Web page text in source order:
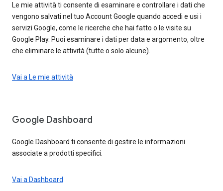
Le mie attività ti consente di esaminare e controllare i dati che
vengono salvati nel tuo Account Google quando accedi e usi i
servizi Google, come le ricerche che hai fatto o le visite su
Google Play. Puoi esaminare i dati per data e argomento, oltre
che eliminare le attività (tutte o solo alcune).
Vai a Le mie attività
Google Dashboard
Google Dashboard ti consente di gestire le informazioni
associate a prodotti specifici.
Vai a Dashboard